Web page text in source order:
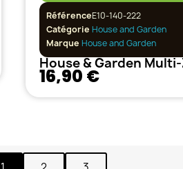
RéférenceE10-140-222
CatégorieHouse and Garden
Marque House and Garden
16,90 €